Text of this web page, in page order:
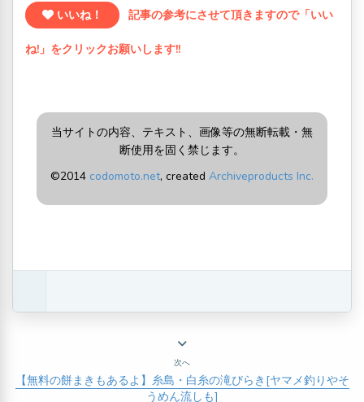
いいね！ 記事の参考にさせて頂きますので「いい
ね!」をクリックお願いします!!
当サイトの内容、テキスト、画像等の無断転載・無
断使用を固く禁じます。
©2014 codomoto.net, created Archiveproducts Inc.
次へ
【無料の餅まきもあるよ】糸島・白糸の滝びらき[ヤマメ釣りやそ
うめん流しも]